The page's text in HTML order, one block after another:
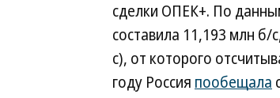
сделки ОПЕК+. По
составила 11,193 млн б/
с), от которого
году Россия пообещала